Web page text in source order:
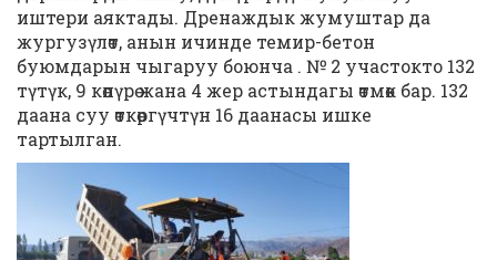
иштери аяктады. Дренаждык жумуштар да
жургузүлөт, анын ичинде темир-бетон
буюмдарын чыгаруу боюнча . № 2 участокто 132
түтүк, 9 көпүрө жана 4 жер астындагы өтмөк бар. 132
даана суу өткөргүчтүн 16 даанасы ишке
тартылган.